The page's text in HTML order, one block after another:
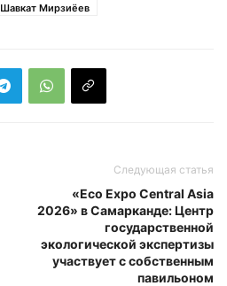
Шавкат Мирзиёев
Следующая статья
«Eco Expo Central Asia
2026» в Самарканде: Центр
государственной
экологической экспертизы
участвует с собственным
павильоном